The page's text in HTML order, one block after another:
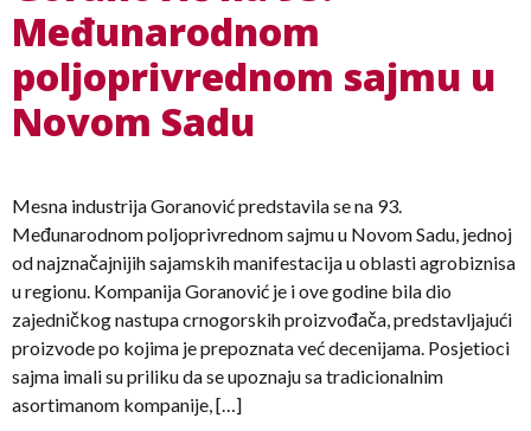
Međunarodnom
poljoprivrednom sajmu u
Novom Sadu
Mesna industrija Goranović predstavila se na 93.
Međunarodnom poljoprivrednom sajmu u Novom Sadu, jednoj
od najznačajnijih sajamskih manifestacija u oblasti agrobiznisa
u regionu. Kompanija Goranović je i ove godine bila dio
zajedničkog nastupa crnogorskih proizvođača, predstavljajući
proizvode po kojima je prepoznata već decenijama. Posjetioci
sajma imali su priliku da se upoznaju sa tradicionalnim
asortimanom kompanije, […]